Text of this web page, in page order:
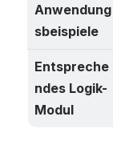
Anwendung
sbeispiele
Entspreche
ndes Logik-
Modul